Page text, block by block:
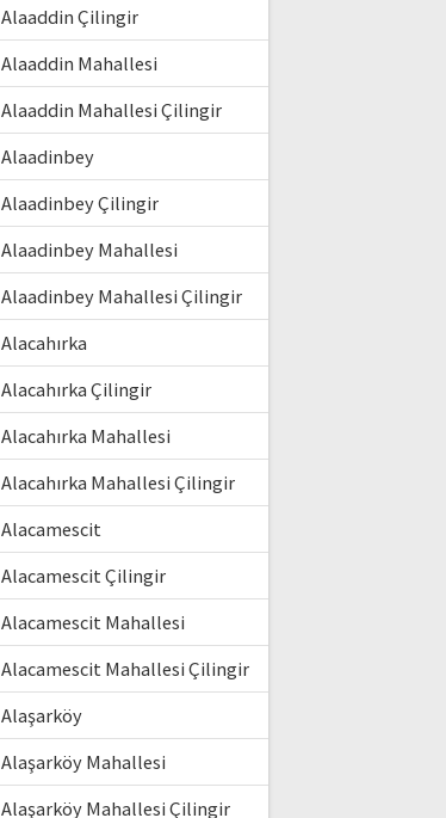
Alaaddin Çilingir
Alaaddin Mahallesi
Alaaddin Mahallesi Çilingir
Alaadinbey
Alaadinbey Çilingir
Alaadinbey Mahallesi
Alaadinbey Mahallesi Çilingir
Alacahırka
Alacahırka Çilingir
Alacahırka Mahallesi
Alacahırka Mahallesi Çilingir
Alacamescit
Alacamescit Çilingir
Alacamescit Mahallesi
Alacamescit Mahallesi Çilingir
Alaşarköy
Alaşarköy Mahallesi
Alaşarköy Mahallesi Çilingir